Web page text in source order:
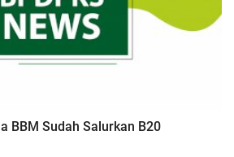
BBM Sudah Salurkan B20